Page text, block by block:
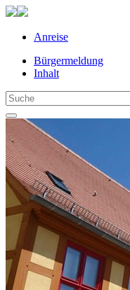
Anreise
Bürgermeldung
Inhalt